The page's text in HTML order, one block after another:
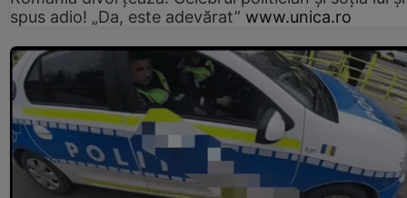
spus adio! „Da, este adevărat” www.unica.ro